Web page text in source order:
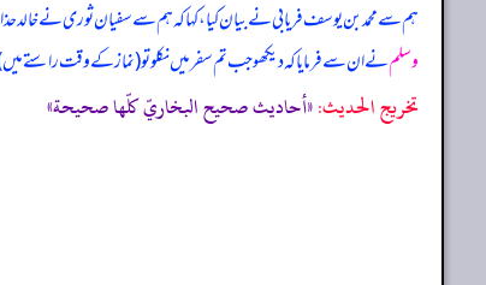
ہم سے محمد بن یوسف فریابی نے بیان کیا، کہا کہ ہم سے سفیان ثوری نے
وسلمنے ان سے فرمایا کہ دیکھو جب تم سفر میں نکلو تو (نماز کے وقت راستے میں)
تخریج الحدیث:«أحاديث صحيح البخاريّ كلّها صحيحة»